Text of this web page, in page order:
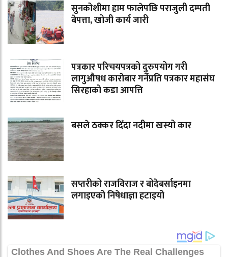
सुनकोशीमा हाम फालेपछि पराजुली दम्पती
बेपत्ता, खोजी कार्य जारी
पत्रकार परिचयपत्रको दुरुपयोग गरी
लागुऔषध कारोबार गर्नेप्रति पत्रकार महासंघ
सिरहाको कडा आपत्ति
बसले ठक्कर दिँदा नदीमा खस्यो कार
सप्तरीको राजविराज र बोदेबर्साइनमा
लगाइएको निषेधाज्ञा हटाइयो